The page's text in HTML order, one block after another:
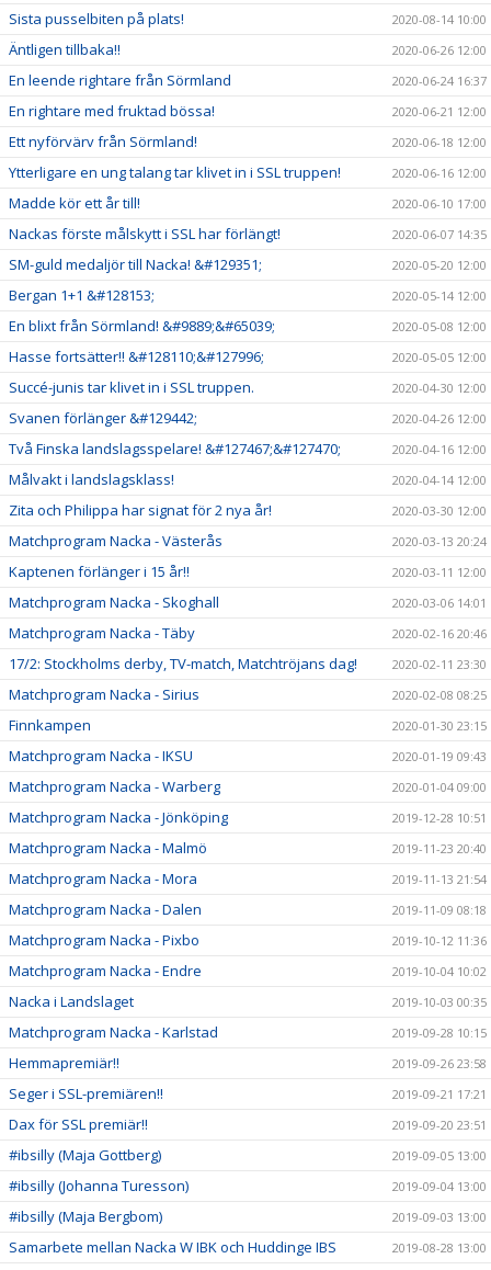
Sista pusselbiten på plats! 2020-08-14 10:00
Äntligen tillbaka!! 2020-06-26 12:00
En leende rightare från Sörmland 2020-06-24 16:37
En rightare med fruktad bössa! 2020-06-21 12:00
Ett nyförvärv från Sörmland! 2020-06-18 12:00
Ytterligare en ung talang tar klivet in i SSL truppen! 2020-06-16 12:00
Madde kör ett år till! 2020-06-10 17:00
Nackas förste målskytt i SSL har förlängt! 2020-06-07 14:35
SM-guld medaljör till Nacka! &#129351; 2020-05-20 12:00
Bergan 1+1 &#128153; 2020-05-14 12:00
En blixt från Sörmland! &#9889;&#65039; 2020-05-08 12:00
Hasse fortsätter!! &#128110;&#127996; 2020-05-05 12:00
Succé-junis tar klivet in i SSL truppen. 2020-04-30 12:00
Svanen förlänger &#129442; 2020-04-26 12:00
Två Finska landslagsspelare! &#127467;&#127470; 2020-04-16 12:00
Målvakt i landslagsklass! 2020-04-14 12:00
Zita och Philippa har signat för 2 nya år! 2020-03-30 12:00
Matchprogram Nacka - Västerås 2020-03-13 20:24
Kaptenen förlänger i 15 år!! 2020-03-11 12:00
Matchprogram Nacka - Skoghall 2020-03-06 14:01
Matchprogram Nacka - Täby 2020-02-16 20:46
17/2: Stockholms derby, TV-match, Matchtröjans dag! 2020-02-11 23:30
Matchprogram Nacka - Sirius 2020-02-08 08:25
Finnkampen 2020-01-30 23:15
Matchprogram Nacka - IKSU 2020-01-19 09:43
Matchprogram Nacka - Warberg 2020-01-04 09:00
Matchprogram Nacka - Jönköping 2019-12-28 10:51
Matchprogram Nacka - Malmö 2019-11-23 20:40
Matchprogram Nacka - Mora 2019-11-13 21:54
Matchprogram Nacka - Dalen 2019-11-09 08:18
Matchprogram Nacka - Pixbo 2019-10-12 11:36
Matchprogram Nacka - Endre 2019-10-04 10:02
Nacka i Landslaget 2019-10-03 00:35
Matchprogram Nacka - Karlstad 2019-09-28 10:15
Hemmapremiär!! 2019-09-26 23:58
Seger i SSL-premiären!! 2019-09-21 17:21
Dax för SSL premiär!! 2019-09-20 23:51
#ibsilly (Maja Gottberg) 2019-09-05 13:00
#ibsilly (Johanna Turesson) 2019-09-04 13:00
#ibsilly (Maja Bergbom) 2019-09-03 13:00
Samarbete mellan Nacka W IBK och Huddinge IBS 2019-08-28 13:00